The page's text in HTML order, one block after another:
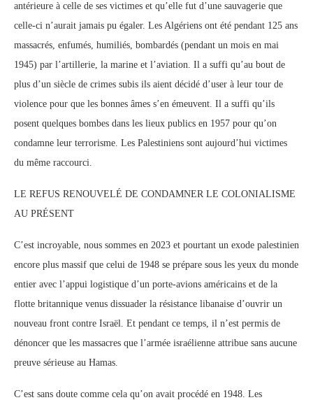
antérieure à celle de ses victimes et qu’elle fut d’une sauvagerie que
celle-ci n’aurait jamais pu égaler. Les Algériens ont été pendant 125 ans
massacrés, enfumés, humiliés, bombardés (pendant un mois en mai
1945) par l’artillerie, la marine et l’aviation. Il a suffi qu’au bout de
plus d’un siècle de crimes subis ils aient décidé d’user à leur tour de
violence pour que les bonnes âmes s’en émeuvent. Il a suffi qu’ils
posent quelques bombes dans les lieux publics en 1957 pour qu’on
condamne leur terrorisme. Les Palestiniens sont aujourd’hui victimes
du même raccourci.
LE REFUS RENOUVELÉ DE CONDAMNER LE COLONIALISME
AU PRÉSENT
C’est incroyable, nous sommes en 2023 et pourtant un exode palestinien
encore plus massif que celui de 1948 se prépare sous les yeux du monde
entier avec l’appui logistique d’un porte-avions américains et de la
flotte britannique venus dissuader la résistance libanaise d’ouvrir un
nouveau front contre Israël. Et pendant ce temps, il n’est permis de
dénoncer que les massacres que l’armée israélienne attribue sans aucune
preuve sérieuse au Hamas.
C’est sans doute comme cela qu’on avait procédé en 1948. Les